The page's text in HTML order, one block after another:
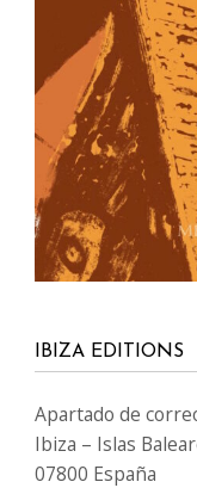
IBIZA EDITIONS
Apartado de
Ibiza – Islas
07800 España